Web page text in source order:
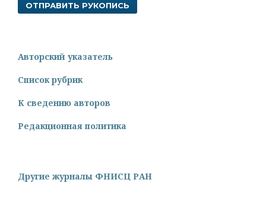
ОТПРАВИТЬ РУКОПИСЬ
Авторский указатель
Список рубрик
К сведению авторов
Редакционная политика
Другие журналы ФНИСЦ РАН